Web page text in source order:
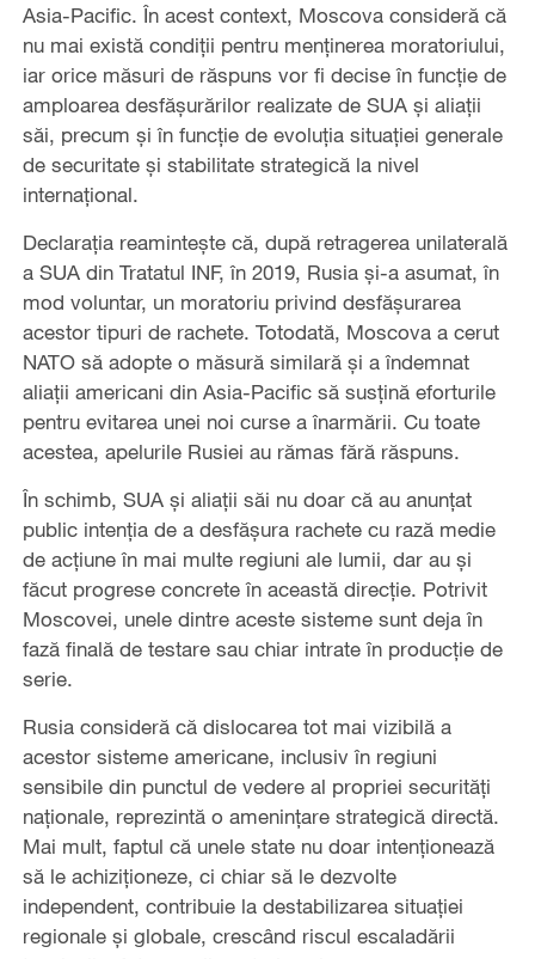
Asia-Pacific. În acest context, Moscova consideră că
nu mai există condiții pentru menținerea moratoriului,
iar orice măsuri de răspuns vor fi decise în funcție de
amploarea desfășurărilor realizate de SUA și aliații
săi, precum și în funcție de evoluția situației generale
de securitate și stabilitate strategică la nivel
internațional.
Declarația reamintește că, după retragerea unilaterală
a SUA din Tratatul INF, în 2019, Rusia și-a asumat, în
mod voluntar, un moratoriu privind desfășurarea
acestor tipuri de rachete. Totodată, Moscova a cerut
NATO să adopte o măsură similară și a îndemnat
aliații americani din Asia-Pacific să susțină eforturile
pentru evitarea unei noi curse a înarmării. Cu toate
acestea, apelurile Rusiei au rămas fără răspuns.
În schimb, SUA și aliații săi nu doar că au anunțat
public intenția de a desfășura rachete cu rază medie
de acțiune în mai multe regiuni ale lumii, dar au și
făcut progrese concrete în această direcție. Potrivit
Moscovei, unele dintre aceste sisteme sunt deja în
fază finală de testare sau chiar intrate în producție de
serie.
Rusia consideră că dislocarea tot mai vizibilă a
acestor sisteme americane, inclusiv în regiuni
sensibile din punctul de vedere al propriei securități
naționale, reprezintă o amenințare strategică directă.
Mai mult, faptul că unele state nu doar intenționează
să le achiziționeze, ci chiar să le dezvolte
independent, contribuie la destabilizarea situației
regionale și globale, crescând riscul escaladării